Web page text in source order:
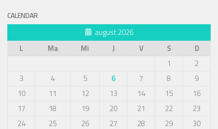
CALENDAR
august 2026
L
Ma Mi J V S
D
1
2
3
4 5 6 7 8
9
10
11 12 13 14 15
16
17
18 19 20 21 22
23
24
25 26 27 28 29
30